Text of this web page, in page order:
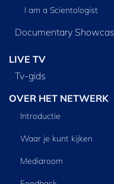
I am a Scientologist
Documentary
LIVE TV
Tv‑gids
OVER HET NETWERK
Introductie
Waar je kunt kijken
Mediaroom